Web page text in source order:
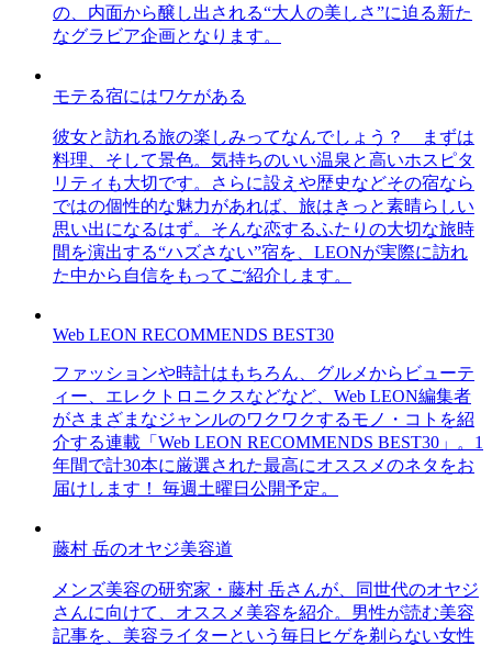
の、内面から醸し出される“大人の美しさ”に迫る新た
なグラビア企画となります。
モテる宿にはワケがある
彼女と訪れる旅の楽しみってなんでしょう？ まずは
料理、そして景色。気持ちのいい温泉と高いホスピタ
リティも大切です。さらに設えや歴史などその宿なら
ではの個性的な魅力があれば、旅はきっと素晴らしい
思い出になるはず。そんな恋するふたりの大切な旅時
間を演出する“ハズさない”宿を、LEONが実際に訪れ
た中から自信をもってご紹介します。
Web LEON RECOMMENDS BEST30
ファッションや時計はもちろん、グルメからビューテ
ィー、エレクトロニクスなどなど、Web LEON編集者
がさまざまなジャンルのワクワクするモノ・コトを紹
介する連載「Web LEON RECOMMENDS BEST30」。1
年間で計30本に厳選された最高にオススメのネタをお
届けします！ 毎週土曜日公開予定。
藤村 岳のオヤジ美容道
メンズ美容の研究家・藤村 岳さんが、同世代のオヤジ
さんに向けて、オススメ美容を紹介。男性が読む美容
記事を、美容ライターという毎日ヒゲを剃らない女性